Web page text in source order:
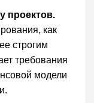
проектов.
как
строгим
требования
модели